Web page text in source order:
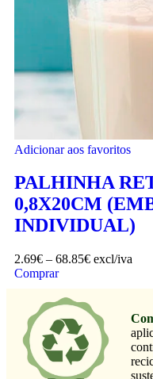
Adicionar aos favoritos
PALHINHA
0,8X20CM
INDIVIDUAL)
2.69€ – 68.85€ excl/iva
Comprar